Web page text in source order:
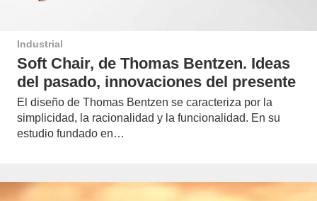
Industrial
Soft Chair, de Thomas Bentzen. Ideas
del pasado, innovaciones del presente
El diseño de Thomas Bentzen se caracteriza por la
simplicidad, la racionalidad y la funcionalidad. En su
estudio fundado en…